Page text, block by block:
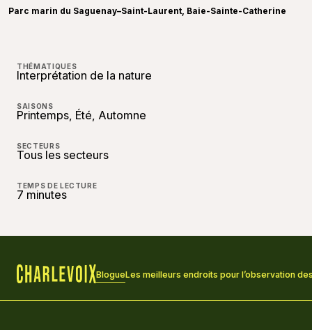
Parc marin du Saguenay–Saint-Laurent, Baie-Sainte-Catherine
THÉMATIQUES
Interprétation de la nature
SAISONS
Printemps, Été, Automne
SECTEURS
Tous les secteurs
TEMPS DE LECTURE
7 minutes
BlogueLes meilleurs endroits pour l’observation